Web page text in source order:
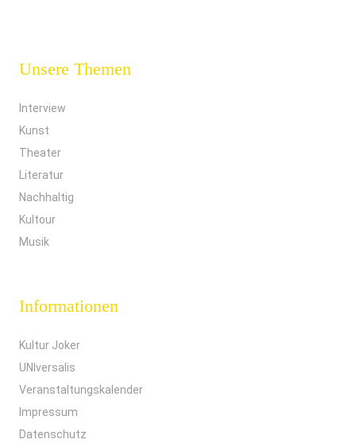
Unsere Themen
Interview
Kunst
Theater
Literatur
Nachhaltig
Kultour
Musik
Informationen
Kultur Joker
UNIversalis
Veranstaltungskalender
Impressum
Datenschutz